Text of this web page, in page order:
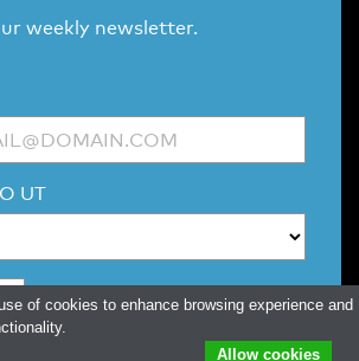
REDACTIESTATUUT/EDITORIAL STATUTE
weekly newsletter.
UT
of cookies to enhance browsing experience and
Allow cookies